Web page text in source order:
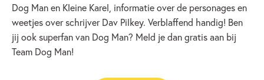
Dog Man en Kleine Karel, informatie over de personages en
weetjes over schrijver Dav Pilkey. Verblaffend handig! Ben
jij ook superfan van Dog Man? Meld je dan gratis aan bij
Team Dog Man!